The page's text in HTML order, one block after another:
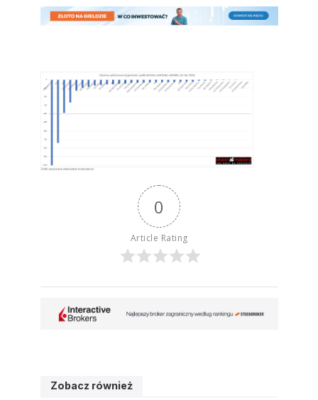
0
Article Rating
Zobacz również